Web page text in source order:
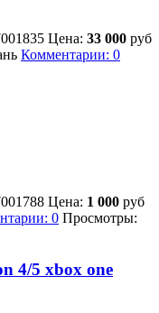
Цена: 33 000 руб
Комментарии: 0
Цена: 1 000 руб
0 Просмотры:
4/5 xbox one